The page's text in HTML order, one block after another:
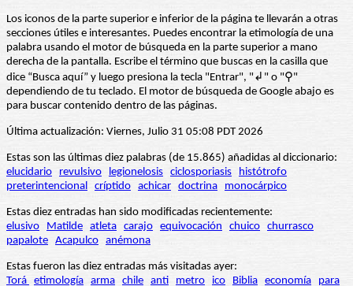
Los iconos de la parte superior e inferior de la página te llevarán a otras
secciones útiles e interesantes. Puedes encontrar la etimología de una
palabra usando el motor de búsqueda en la parte superior a mano
derecha de la pantalla. Escribe el término que buscas en la casilla que
dice “Busca aquí” y luego presiona la tecla "Entrar", "↲" o "⚲"
dependiendo de tu teclado. El motor de búsqueda de Google abajo es
para buscar contenido dentro de las páginas.
Última actualización: Viernes, Julio 31 05:08 PDT 2026
Estas son las últimas diez palabras (de 15.865) añadidas al diccionario:
elucidario
revulsivo legionelosis ciclosporiasis
histótrofo
preterintencional críptido achicar doctrina monocárpico
Estas diez entradas han sido modificadas recientemente:
elusivo
Matilde atleta carajo equivocación chuico churrasco
papalote Acapulco anémona
Estas fueron las diez entradas más visitadas ayer:
Torá etimología arma chile anti metro ico Biblia economía para